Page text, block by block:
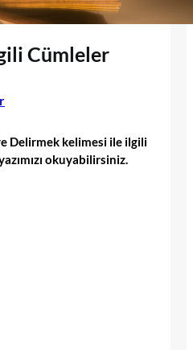
Cümleler
Delirmek kelimesi ile ilgili
okuyabilirsiniz.